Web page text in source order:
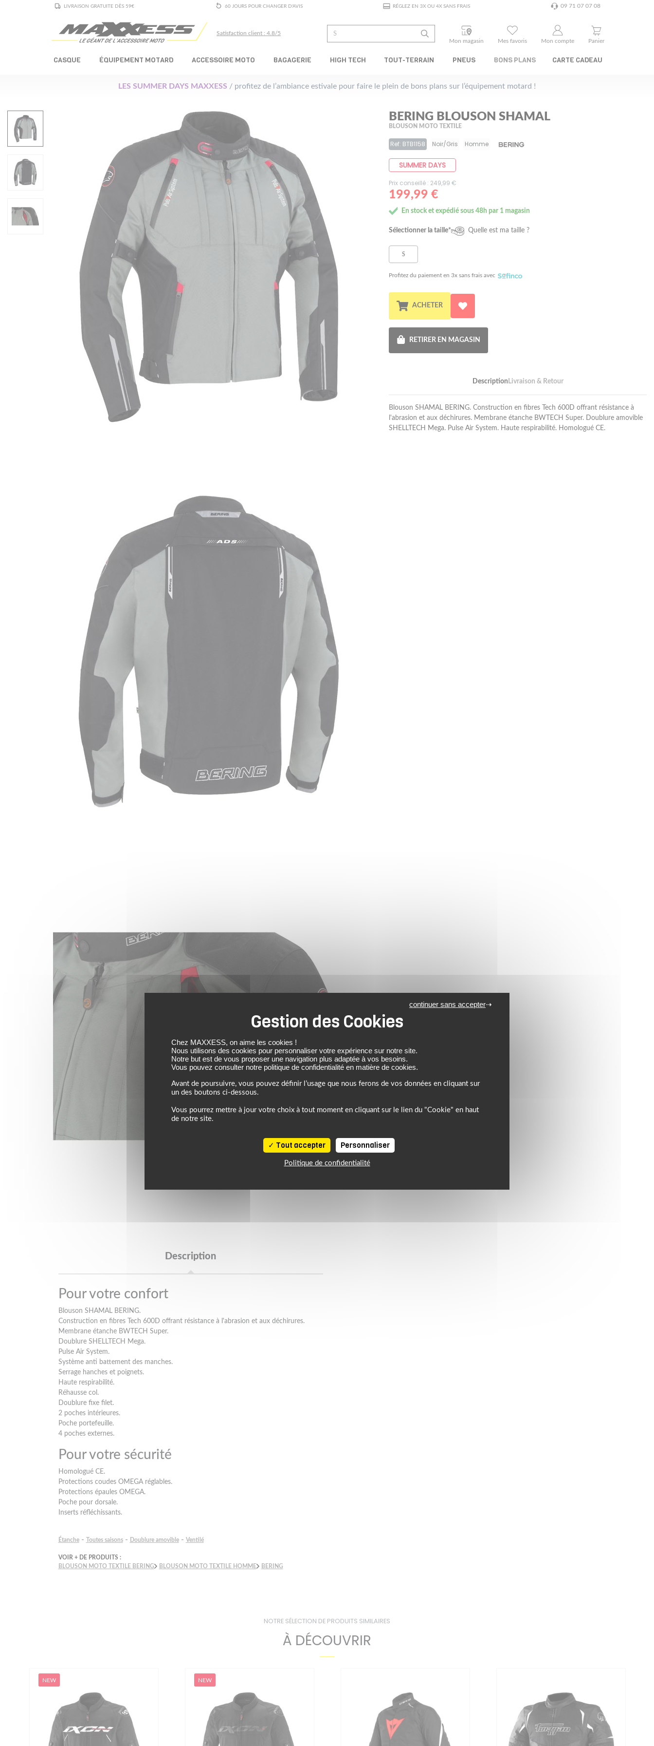
LIVRAISON GRATUITE DÈS 59€ 60 JOURS POUR CHANGER D'AVIS RÉGLEZ EN 3X OU 4X SANS FRAIS 09 71 07 07 08
Satisfaction client : 4.8/5
Mon magasin
Mes favoris Mon compte Panier
CASQUE ÉQUIPEMENT MOTARD ACCESSOIRE MOTO BAGAGERIE HIGH TECH TOUT-TERRAIN PNEUS BONS PLANS CARTE CADEAU
LES SUMMER DAYS MAXXESS / profitez de l’ambiance estivale pour faire le plein de bons plans sur l’équipement motard !
Description
Pour votre confort
Blouson SHAMAL BERING.
Construction en fibres Tech 600D offrant résistance à l'abrasion et aux déchirures.
Membrane étanche BWTECH Super.
Doublure SHELLTECH Mega.
Pulse Air System.
Système anti battement des manches.
Serrage hanches et poignets.
Haute respirabilité.
Réhausse col.
Doublure fixe filet.
2 poches intérieures.
Poche portefeuille.
4 poches externes.
Pour votre sécurité
Homologué CE.
Protections coudes OMEGA réglables.
Protections épaules OMEGA.
Poche pour dorsale.
Inserts réfléchissants.
Étanche - Toutes saisons - Doublure amovible - Ventilé
VOIR + DE PRODUITS :
BLOUSON MOTO TEXTILE BERING
BLOUSON MOTO TEXTILE HOMME BERING
BERING BLOUSON SHAMAL
BLOUSON MOTO TEXTILE
Ref: BTB1158 Noir/Gris Homme
SUMMER DAYS
Prix conseillé : 249,99 €
199,99 €
En stock et expédié sous 48h par 1 magasin
Sélectionner la taille* Quelle est ma taille ?
S
Profitez du paiement en 3x sans frais avec
ACHETER
RETIRER EN MAGASIN
Description Livraison & Retour
Blouson SHAMAL BERING. Construction en fibres Tech 600D offrant résistance à
l'abrasion et aux déchirures. Membrane étanche BWTECH Super. Doublure amovible
SHELLTECH Mega. Pulse Air System. Haute respirabilité. Homologué CE.
NOTRE SÉLECTION DE PRODUITS SIMILAIRES
À DÉCOUVRIR
NEW
Chez MAXXESS, on aime les cookies !
Nous utilisons des cookies pour personnaliser votre expérience sur notre site.
Notre but est de vous proposer une navigation plus adaptée à vos besoins.
Vous pouvez consulter notre politique de confidentialité en matière de cookies.
Avant de poursuivre, vous pouvez définir l’usage que nous ferons de vos données en cliquant sur
un des boutons ci-dessous.
Vous pourrez mettre à jour votre choix à tout moment en cliquant sur le lien du "Cookie" en haut
de notre site.
Tout accepter
continuer sans accepter
Personnaliser
Politique de confidentialité